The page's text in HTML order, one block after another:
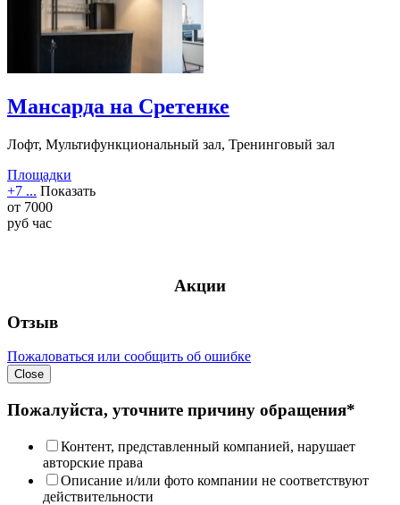
Мансарда на Сретенке
Лофт, Мультифункциональный зал, Тренинговый зал
Площадки
+7 ... Показать
от 7000
руб час
Акции
Отзыв
Пожаловаться или сообщить об ошибке
Close
Пожалуйста, уточните причину обращения*
Контент, представленный компанией, нарушает
авторские права
Описание и/или фото компании не соответствуют
действительности